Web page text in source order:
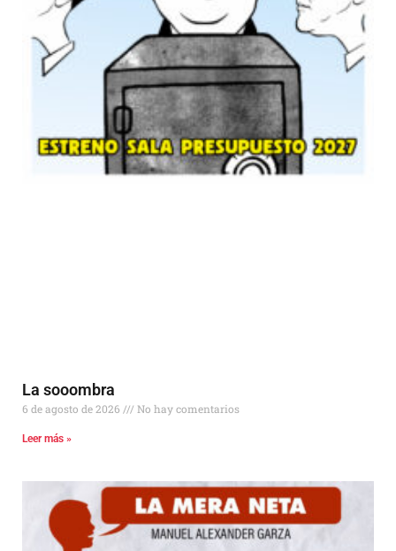
La sooombra
6 de agosto de 2026 No hay comentarios
Leer más »